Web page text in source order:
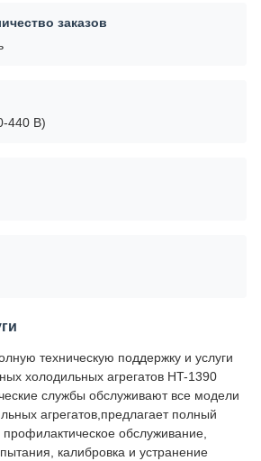
заказов
440 В)
техническую поддержку и услуги
холодильных агрегатов HT-1390
службы обслуживают все модели
агрегатов,предлагает полный
профилактическое обслуживание,
калибровка и устранение